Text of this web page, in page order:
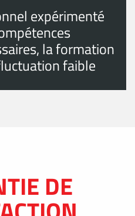
expérimenté
la formation
faible
DE